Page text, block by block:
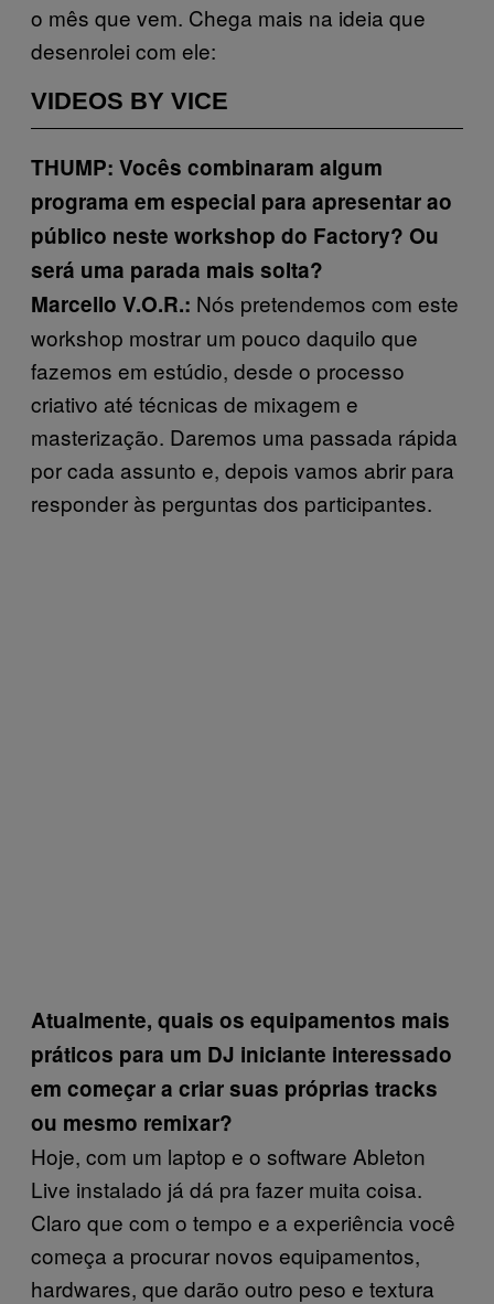
o mês que vem. Chega mais na ideia que
desenrolei com ele:
VIDEOS BY VICE
THUMP: Vocês combinaram algum
programa em especial para apresentar ao
público neste workshop do Factory? Ou
será uma parada mais solta?
Marcello V.O.R.: Nós pretendemos com este
workshop mostrar um pouco daquilo que
fazemos em estúdio, desde o processo
criativo até técnicas de mixagem e
masterização. Daremos uma passada rápida
por cada assunto e, depois vamos abrir para
responder às perguntas dos participantes.
Atualmente, quais os equipamentos mais
práticos para um DJ iniciante interessado
em começar a criar suas próprias tracks
ou mesmo remixar?
Hoje, com um laptop e o software Ableton
Live instalado já dá pra fazer muita coisa.
Claro que com o tempo e a experiência você
começa a procurar novos equipamentos,
hardwares, que darão outro peso e textura